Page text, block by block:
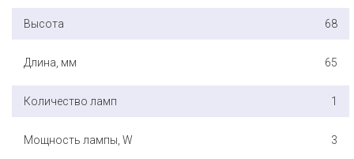
Высота 68
Длина, мм 65
Количество ламп 1
Мощность лампы, W 3